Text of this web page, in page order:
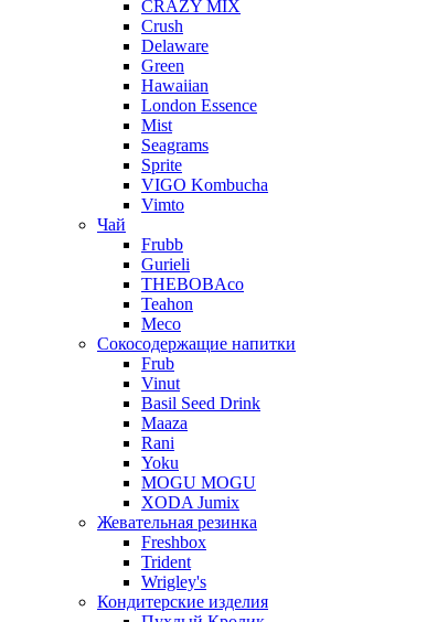
CRAZY MIX
Crush
Delaware
Green
Hawaiian
London Essence
Mist
Seagrams
Sprite
VIGO Kombucha
Vimto
Чай
Frubb
Gurieli
THEBOBAco
Teahon
Meco
Сокосодержащие напитки
Frub
Vinut
Basil Seed Drink
Maaza
Rani
Yoku
MOGU MOGU
XODA Jumix
Жевательная резинка
Freshbox
Trident
Wrigley's
Кондитерские изделия